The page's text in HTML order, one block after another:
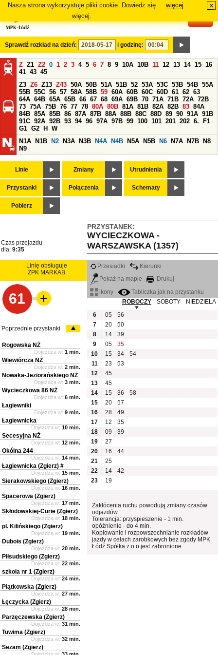
Nasza strona wykorzystuje pliki cookie. Dowiedz się
więcej.
więcej x
Sprawdź rozkład na dzień: i godzinę:
Z Z1 Z2 0 1 2 3 4 5 6 7 8 9 10A 10B 11 12 13 14 15 16
41 43 45
Z3 Z6 Z13 Z43 50A 50B 51A 51B 52 53A 53C 53B 54B 55A
55B 55C 56 57 58A 58B 59 60A 60B 60C 60D 61 62 63
64A 64B 65A 65B 66 67 68 69A 69B 70 71A 71B 72A 72B
73 75A 75B 76 77 78 80A 80B 81A 81B 82A 82B 83 84A
84B 85A 85B 86 87A 87B 88A 88B 88C 88D 89 90 91A 91B
91C 92A 92B 93 94 96 97A 97B 99 100 101 201 202 6.
F1
G1 G2 H
W
N1A
N1B N2 N3A N3B N4A N4B N5A N5B N6 N7A N7B
N8
N9
Linie Zmiany Utrudnienia
Przystanki Połączenia Schematy
Pobierz
PRZYSTANEK:
WYCIECZKOWA -
WARSZAWSKA (1357)
Czas przejazdu
dla: 9:35
Linię obsługuje
ZPK MARKAB
61
Przesiadki
Kierunki
Pokaż na mapie
Drukuj
ikony
Tabliczka jak na przystanku
ROBOCZY
SOBOTY
NIEDZIELA
6
05
56
7
20
50
8
14
39
9
05
35
10
15 34
54
11
23
53
12
45
13
45
14
15 36
58
15
20
57
16
28
49
17
12
35
18
09
39
19
27
20
16
44
21
25
22
14
42
23
19
Zakłócenia ruchu powodują zmiany czasów
odjazdów
Tolerancja: przyspieszenie - 1 min.
opóźnienie - do 4 min.
Kopiowanie i rozpowszechnianie rozkładów
jazdy w celach zarobkowych bez zgody MPK
Łódź Spółka z o.o jest zabronione.
Poprzednie przystanki
Rogowska NŻ
Dojeżdża w: 1 min.
Wiewiórcza NŻ
Dojeżdża w: 2 min.
Nowaka-Jeziorańskiego NŻ
Dojeżdża w: 3 min.
Wycieczkowa 86 NŻ
Dojeżdża w: 6 min.
Łagiewniki
Dojeżdża w: 9 min.
Łagiewnicka
Dojeżdża w: 10 min.
Secesyjna NŻ
Dojeżdża w: 12 min.
Okólna 244
Dojeżdża w: 14 min.
Łagiewnicka (Zgierz) #
Dojeżdża w: 15 min.
Sierakowskiego (Zgierz)
Dojeżdża w: 16 min.
Spacerowa (Zgierz)
Dojeżdża w: 17 min.
Skłodowskiej-Curie (Zgierz)
Dojeżdża w: 18 min.
pl. Kilińskiego (Zgierz)
Dojeżdża w: 19 min.
Dubois (Zgierz)
Dojeżdża w: 20 min.
Piłsudskiego (Zgierz)
Dojeżdża w: 22 min.
szkoła nr 1 (Zgierz)
Dojeżdża w: 24 min.
Piątkowska (Zgierz)
Dojeżdża w: 27 min.
Łęczycka (Zgierz)
Dojeżdża w: 28 min.
Parzęczewska (Zgierz)
Dojeżdża w: 31 min.
Tuwima (Zgierz)
Dojeżdża w: 32 min.
Sezam (Zgierz)